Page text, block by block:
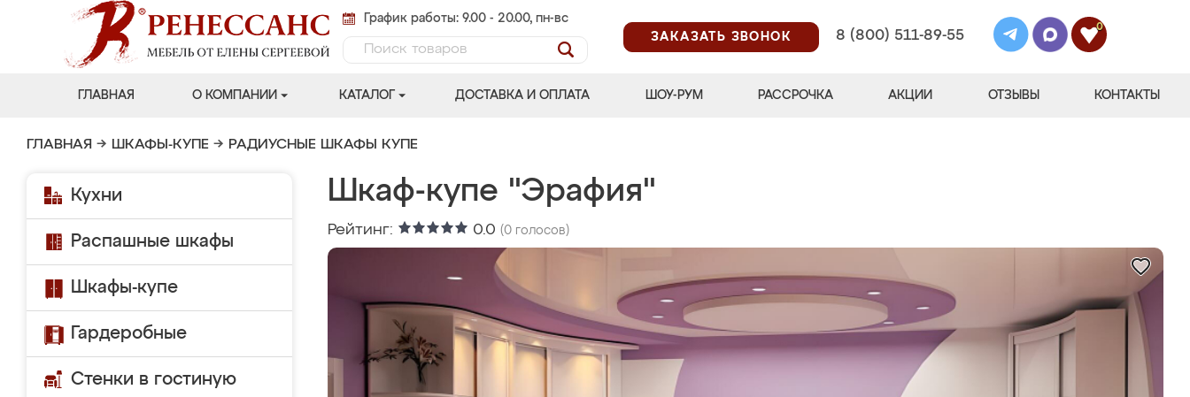
График работы: 9.00 - 20.00, пн-вс
ЗАКАЗАТЬ ЗВОНОК
8 (800) 511-89-55
0
ГЛАВНАЯ О КОМПАНИИ КАТАЛОГ ДОСТАВКА И ОПЛАТА ШОУ-РУМ РАССРОЧКА АКЦИИ ОТЗЫВЫ КОНТАКТЫ
ГЛАВНАЯ → ШКАФЫ-КУПЕ → РАДИУСНЫЕ ШКАФЫ КУПЕ
Кухни
Распашные шкафы
Шкафы-купе
Гардеробные
Стенки в гостиную
Шкаф-купе "Эрафия"
Рейтинг: 0.0 (0 голосов)